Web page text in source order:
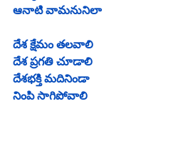
ఆనాటి వామనునిలా
దేశ క్షేమం తలవాలి
దేశ ప్రగతి చూడాలి
దేశభక్తి మదినిండా
నింపి సాగిపోవాలి